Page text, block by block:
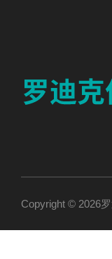
Copyright © 2026